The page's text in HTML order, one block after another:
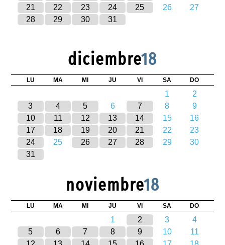
21
22 23 24 25 26
27
28
29 30 31
diciembre18
LU MA MI JU VI SA DO
1
2
3
4 5 6 7 8
9
10
11 12 13 14 15
16
17
18 19 20 21 22
23
24
25 26 27 28 29
30
31
noviembre18
LU MA MI JU VI SA DO
1 2 3
4
5
6 7 8 9 10
11